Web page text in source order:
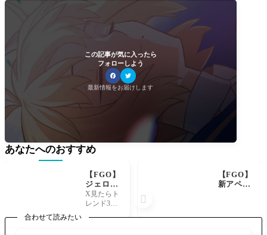
まじく宝具でフィールドを千年城にし味
方にNP配布もできるかなりの強アタッカ
この記事が気に入ったら
フォローしよう
最新情報をお届けします
合わせて読みたい
あなたへのおすすめ
【FGO】
ジェロニ
モ、強化
されたク
X見たらト
レンド3位
【FGO】
新アペン
